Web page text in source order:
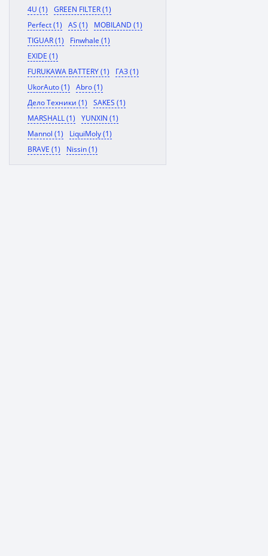
4U (1)
GREEN FILTER (1)
Perfect (1)
AS (1)
MOBILAND (1)
TIGUAR (1)
Finwhale (1)
EXIDE (1)
FURUKAWA BATTERY (1)
ГАЗ (1)
UkorAuto (1)
Abro (1)
Дело Техники (1)
SAKES (1)
MARSHALL (1)
YUNXIN (1)
Mannol (1)
LiquiMoly (1)
BRAVE (1)
Nissin (1)